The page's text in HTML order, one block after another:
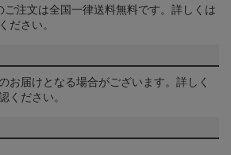
注文は全国一律送料無料です。詳しくは
ださい。
お届けとなる場合がございます。詳しく
ください。